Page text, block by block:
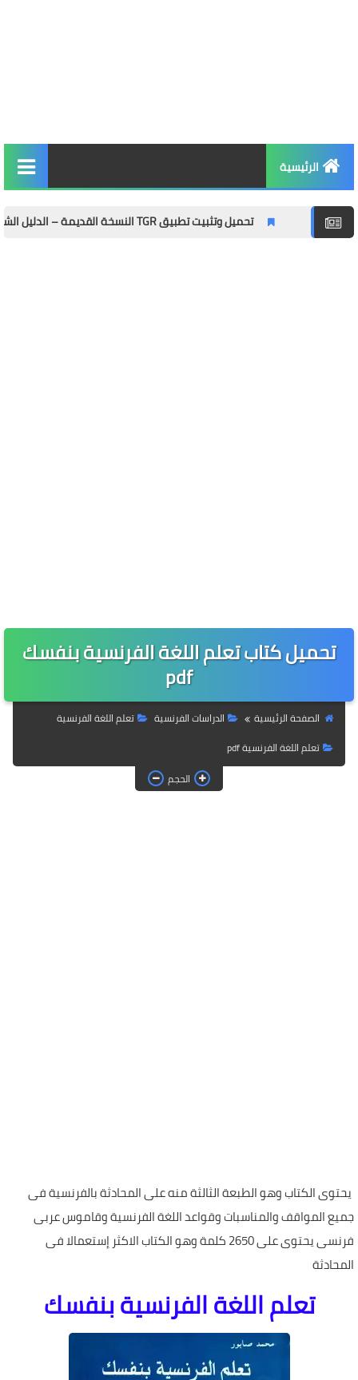
الرئيسية
تحميل وتثبيت تطبيق TGR النسخة القديمة – الدليل الشامل مع المميزات وطريقة التثبيت خطوة بخطوة
تحميل كتاب تعلم اللغة الفرنسية بنفسك
pdf
الصفحة الرئيسية الدراسات الفرنسية
تعلم اللغة الفرنسية
تعلم اللغة الفرنسية pdf
الحجم
يحتوى الكتاب وهو الطبعة الثالثة منه على المحادثة بالفرنسية فى
جميع المواقف والمناسبات وقواعد اللغة الفرنسية وقاموس عربى
فرنسى يحتوى على 2650 كلمة وهو الكتاب الاكثر إستعمالا فى
المحادثة
تعلم اللغة الفرنسية بنفسك